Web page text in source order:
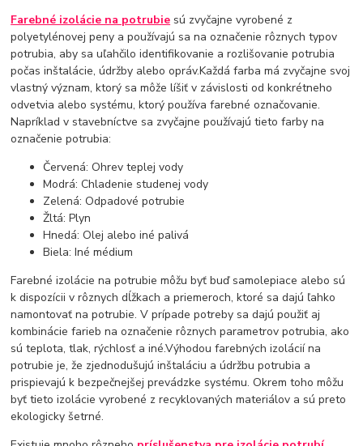
Farebné izolácie na potrubie sú zvyčajne vyrobené z
polyetylénovej peny a používajú sa na označenie rôznych typov
potrubia, aby sa uľahčilo identifikovanie a rozlišovanie potrubia
počas inštalácie, údržby alebo opráv.Každá farba má zvyčajne svoj
vlastný význam, ktorý sa môže líšiť v závislosti od konkrétneho
odvetvia alebo systému, ktorý používa farebné označovanie.
Napríklad v stavebníctve sa zvyčajne používajú tieto farby na
označenie potrubia:
Červená: Ohrev teplej vody
Modrá: Chladenie studenej vody
Zelená: Odpadové potrubie
Žltá: Plyn
Hnedá: Olej alebo iné palivá
Biela: Iné médium
Farebné izolácie na potrubie môžu byť buď samolepiace alebo sú
k dispozícii v rôznych dĺžkach a priemeroch, ktoré sa dajú ľahko
namontovať na potrubie. V prípade potreby sa dajú použiť aj
kombinácie farieb na označenie rôznych parametrov potrubia, ako
sú teplota, tlak, rýchlosť a iné.Výhodou farebných izolácií na
potrubie je, že zjednodušujú inštaláciu a údržbu potrubia a
prispievajú k bezpečnejšej prevádzke systému. Okrem toho môžu
byť tieto izolácie vyrobené z recyklovaných materiálov a sú preto
ekologicky šetrné.